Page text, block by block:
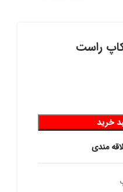
راست
خرید
مندی